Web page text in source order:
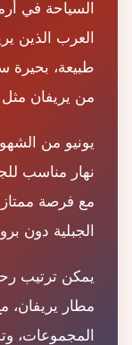
السياحة في
العرب الذين
طبيعة، بحيرة
من يريفان مثل
يونيو من
نهار مناسب
مع فرصة
الجبلية دون
يمكن ترتيب
مطار يريفان،
المجموعات،